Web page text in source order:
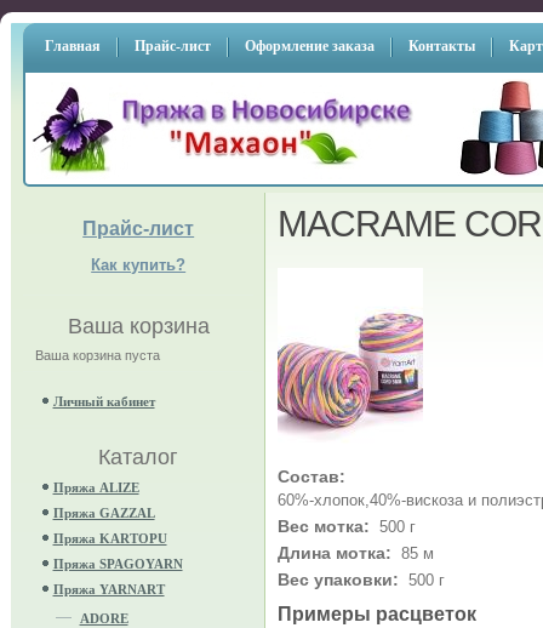
Главная Прайс-лист Оформление заказа Контакты
Прайс-лист
Как купить?
Ваша корзина
Ваша корзина пуста
Личный кабинет
Каталог
Пряжа ALIZE
Пряжа GAZZAL
Пряжа KARTOPU
Пряжа SPAGOYARN
Пряжа YARNART
ADORE
MACRAME
Состав:
60%-хлопок,40%-вискоза и
Вес мотка: 500 г
Длина мотка: 85 м
Вес упаковки: 500 г
Примеры расцветок